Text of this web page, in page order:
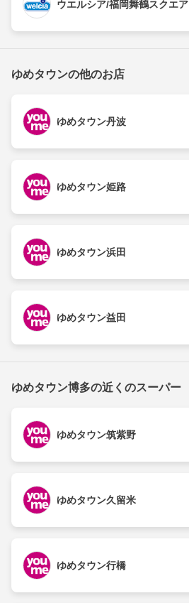
ウエルシア/福岡舞鶴スクエア
ゆめタウンの他のお店
ゆめタウン丹波
ゆめタウン姫路
ゆめタウン浜田
ゆめタウン益田
ゆめタウン博多の近くのスーパー
ゆめタウン筑紫野
ゆめタウン久留米
ゆめタウン行橋